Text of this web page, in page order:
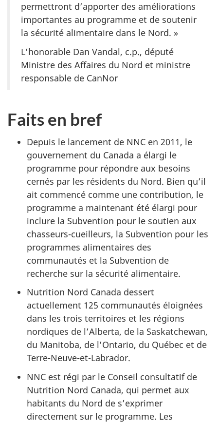
permettront d’apporter des améliorations
importantes au programme et de soutenir
la sécurité alimentaire dans le Nord. »
L’honorable Dan Vandal, c.p., député
Ministre des Affaires du Nord et ministre
responsable de CanNor
Faits en bref
Depuis le lancement de NNC en 2011, le
gouvernement du Canada a élargi le
programme pour répondre aux besoins
cernés par les résidents du Nord. Bien qu’il
ait commencé comme une contribution, le
programme a maintenant été élargi pour
inclure la Subvention pour le soutien aux
chasseurs-cueilleurs, la Subvention pour les
programmes alimentaires des
communautés et la Subvention de
recherche sur la sécurité alimentaire.
Nutrition Nord Canada dessert
actuellement 125 communautés éloignées
dans les trois territoires et les régions
nordiques de l’Alberta, de la Saskatchewan,
du Manitoba, de l’Ontario, du Québec et de
Terre-Neuve-et-Labrador.
NNC est régi par le Conseil consultatif de
Nutrition Nord Canada, qui permet aux
habitants du Nord de s’exprimer
directement sur le programme. Les